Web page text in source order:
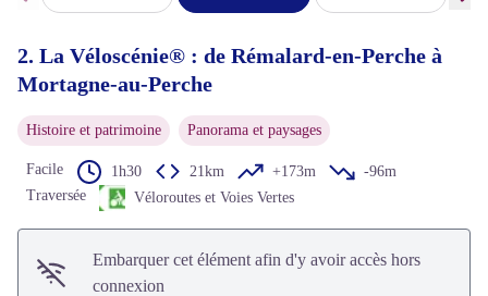
Étape précédente
2. La Véloscénie® : de Rémalard-en-Perche à
Mortagne-au-Perche
Histoire et patrimoine Panorama et paysages
Facile 1h30 21km +173m
-96m
Traversée
Véloroutes et Voies Vertes
Embarquer cet élément afin d'y avoir accès hors
connexion